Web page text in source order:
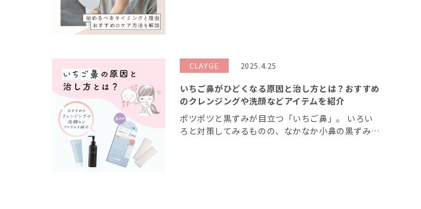
CLAYGE 2025.4.25
いちご鼻がひどくなる原因と治し方とは？おすすめ
のクレンジングや洗顔などアイテムを紹介
ポツポツと黒ずみが目立つ「いちご鼻」。 いろい
ろと対策してみるものの、なかなか小鼻の黒ずみが